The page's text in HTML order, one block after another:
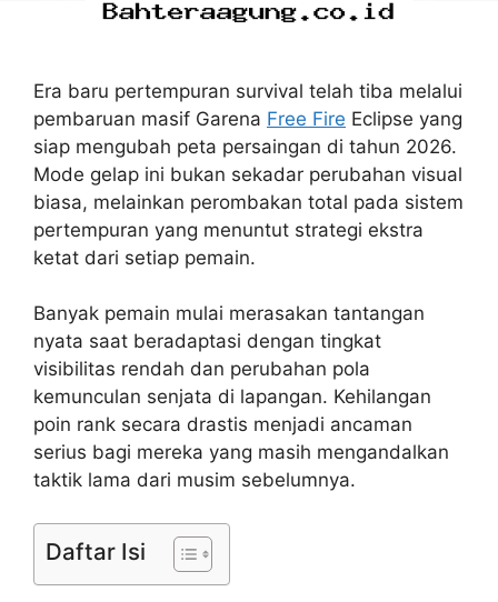
Era baru pertempuran survival telah tiba melalui
pembaruan masif Garena Free Fire Eclipse yang
siap mengubah peta persaingan di tahun 2026.
Mode gelap ini bukan sekadar perubahan visual
biasa, melainkan perombakan total pada sistem
pertempuran yang menuntut strategi ekstra
ketat dari setiap pemain.
Banyak pemain mulai merasakan tantangan
nyata saat beradaptasi dengan tingkat
visibilitas rendah dan perubahan pola
kemunculan senjata di lapangan. Kehilangan
poin rank secara drastis menjadi ancaman
serius bagi mereka yang masih mengandalkan
taktik lama dari musim sebelumnya.
Daftar Isi